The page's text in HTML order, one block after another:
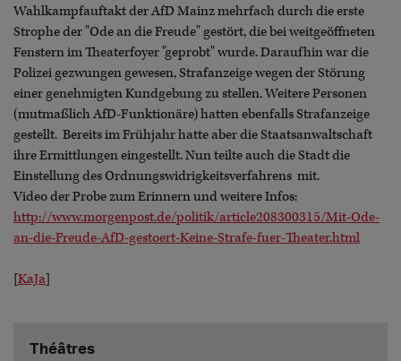
Wahlkampfauftakt der AfD Mainz mehrfach durch die erste
Strophe der "Ode an die Freude" gestört, die bei weitgeöffneten
Fenstern im Theaterfoyer "geprobt" wurde. Daraufhin war die
Polizei gezwungen gewesen, Strafanzeige wegen der Störung
einer genehmigten Kundgebung zu stellen. Weitere Personen
(mutmaßlich AfD-Funktionäre) hatten ebenfalls Strafanzeige
gestellt. Bereits im Frühjahr hatte aber die Staatsanwaltschaft
ihre Ermittlungen eingestellt. Nun teilte auch die Stadt die
Einstellung des Ordnungswidrigkeitsverfahrens mit.
Video der Probe zum Erinnern und weitere Infos:
http://www.morgenpost.de/politik/article208300315/Mit-Ode-
an-die-Freude-AfD-gestoert-Keine-Strafe-fuer-Theater.html
[KaJa]
Théâtres